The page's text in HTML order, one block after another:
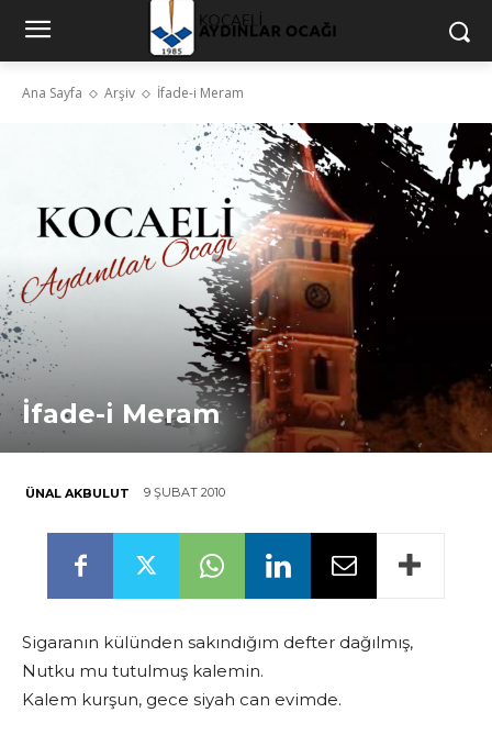
Ana Sayfa Arşiv İfade-i Meram
İfade-i Meram
ÜNAL AKBULUT 9 ŞUBAT 2010
Sigaranın külünden sakındığım defter dağılmış,
Nutku mu tutulmuş kalemin.
Kalem kurşun, gece siyah can evimde.